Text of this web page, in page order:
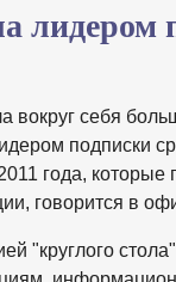
лидером
вокруг себя
подписки
года, которые
говорится в
"круглого